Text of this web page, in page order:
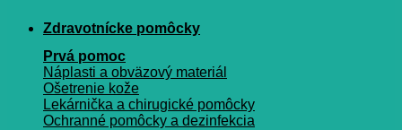
Zdravotnícke pomôcky
Prvá pomoc
Náplasti a obväzový materiál
Ošetrenie kože
Lekárnička a chirugické pomôcky
Ochranné pomôcky a dezinfekcia